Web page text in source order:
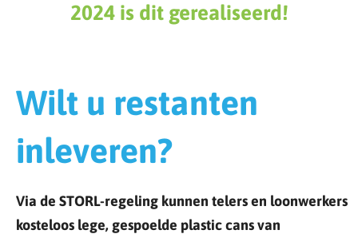
2024 is dit gerealiseerd!
Wilt u restanten
inleveren?
Via de STORL-regeling kunnen telers en loonwerkers
kosteloos lege, gespoelde plastic cans van